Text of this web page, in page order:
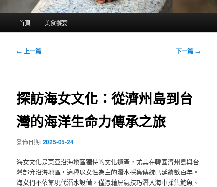
首頁 美食饗宴
文
← 上一篇 下一篇 →
探訪海女文化：從濟州島到台
灣的海洋生命力傳承之旅
發佈日期:2025-05-24
海女文化是東亞沿海地區獨特的文化遺產，尤其在韓國濟州島與台
灣部分沿海地區，這種以女性為主的潛水採集傳統已延續數百年。
海女們不依靠現代潛水設備，僅憑藉屏氣技巧潛入海中採集鮑魚、